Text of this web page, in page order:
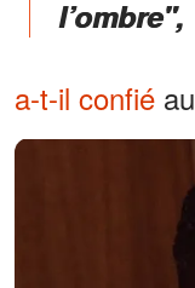
l’ombre",
a-t-il confié